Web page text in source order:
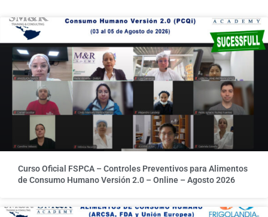
Curso Oficial FSPCA – Controles Preventivos para Alimentos
de Consumo Humano Versión 2.0 – Online – Agosto 2026